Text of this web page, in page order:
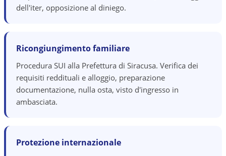
dell'iter, opposizione al diniego.
Ricongiungimento familiare
Procedura SUI alla Prefettura di Siracusa. Verifica dei
requisiti reddituali e alloggio, preparazione
documentazione, nulla osta, visto d'ingresso in
ambasciata.
Protezione internazionale